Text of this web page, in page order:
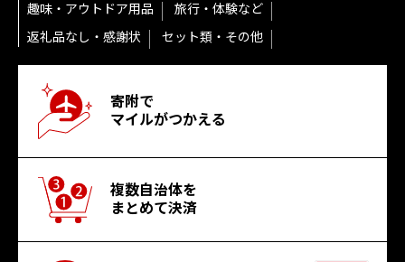
趣味・アウトドア用品
旅行・体験など
返礼品なし・感謝状
セット類・その他
寄附で
マイルがつかえる
複数自治体を
まとめて決済